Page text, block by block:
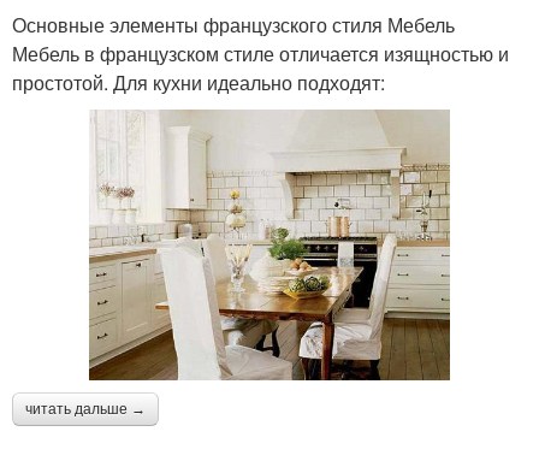
Основные элементы французского стиля Мебель
Мебель в французском стиле отличается изящностью и
простотой. Для кухни идеально подходят:
читать дальше →